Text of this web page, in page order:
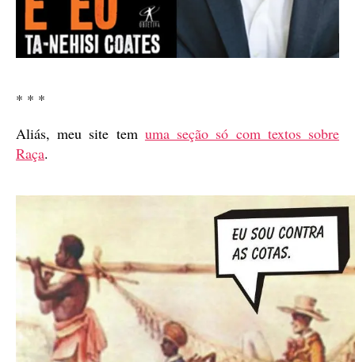
* * *
Aliás, meu site tem uma seção só com textos sobre
Raça.